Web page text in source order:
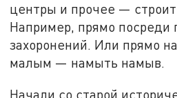
центры и прочее —
Например, прямо посреди
захоронений. Или прямо
малым — намыть намыв.
Начали со старой